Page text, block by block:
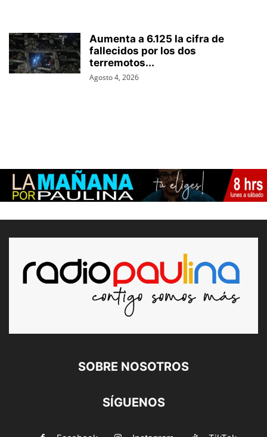
Aumenta a 6.125 la cifra de
fallecidos por los dos
terremotos...
Agosto 4, 2026
SOBRE NOSOTROS
SÍGUENOS